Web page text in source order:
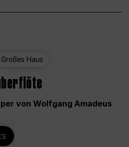
Großes Haus
von Wolfgang Amadeus